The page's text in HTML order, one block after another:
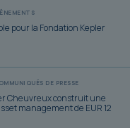
pour la Fondation Kepler
DE PRESSE
Cheuvreux construit une
management de EUR 12